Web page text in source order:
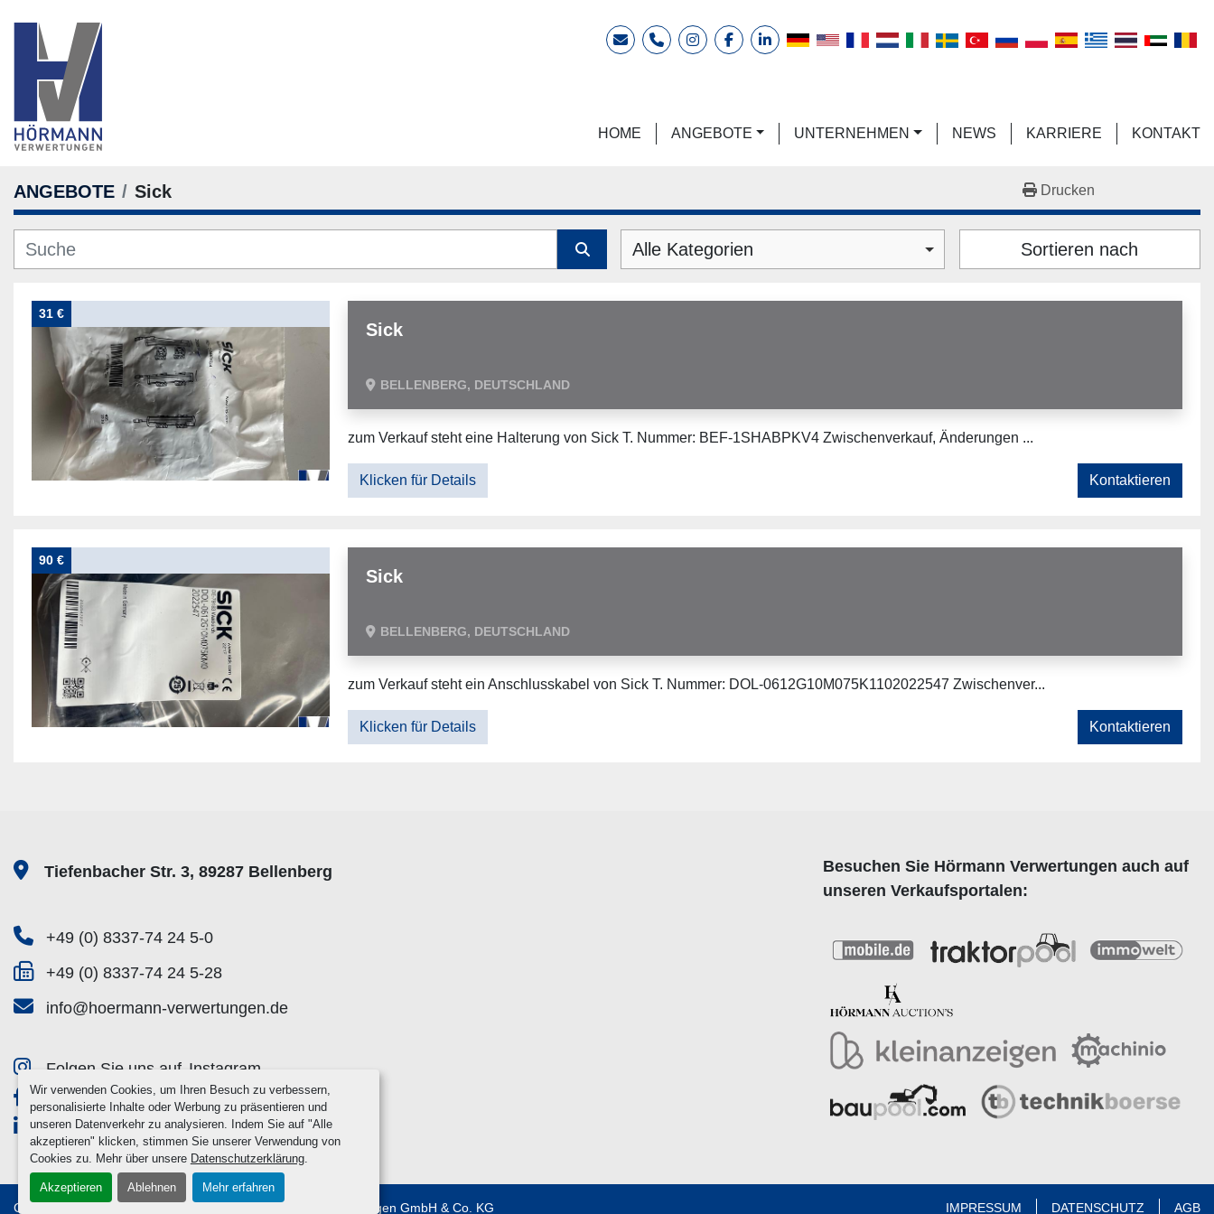
Wir verwenden Cookies, um Ihren Besuch zu verbessern,
personalisierte Inhalte oder Werbung zu präsentieren und
unseren Datenverkehr zu analysieren. Indem Sie auf "Alle
akzeptieren" klicken, stimmen Sie unserer Verwendung von
Cookies zu. Mehr über unsere Datenschutzerklärung.
Akzeptieren Ablehnen Mehr erfahren
E-MailTelefoninstagramfacebooklinkedin
HOME ANGEBOTE UNTERNEHMEN NEWS KARRIERE KONTAKT
ANGEBOTE Sick Drucken
Alle Kategorien Sortieren nach
31 €
Sick
BELLENBERG, DEUTSCHLAND
zum Verkauf steht eine Halterung von Sick T. Nummer: BEF-1SHABPKV4 Zwischenverkauf, Änderungen ...
Klicken für Details Kontaktieren
90 €
Sick
BELLENBERG, DEUTSCHLAND
zum Verkauf steht ein Anschlusskabel von Sick T. Nummer: DOL-0612G10M075K1102022547 Zwischenver...
Klicken für Details Kontaktieren
Tiefenbacher Str. 3, 89287 Bellenberg
+49 (0) 8337-74 24 5-0
+49 (0) 8337-74 24 5-28
info@hoermann-verwertungen.de
Folgen Sie uns auf Instagram
Folgen Sie uns auf Facebook
Folgen Sie uns auf Linkedin
Besuchen Sie Hörmann Verwertungen auch auf
unseren Verkaufsportalen:
Cookie-Einstellungen Hörmann Verwertungen GmbH & Co. KG IMPRESSUM DATENSCHUTZ AGB